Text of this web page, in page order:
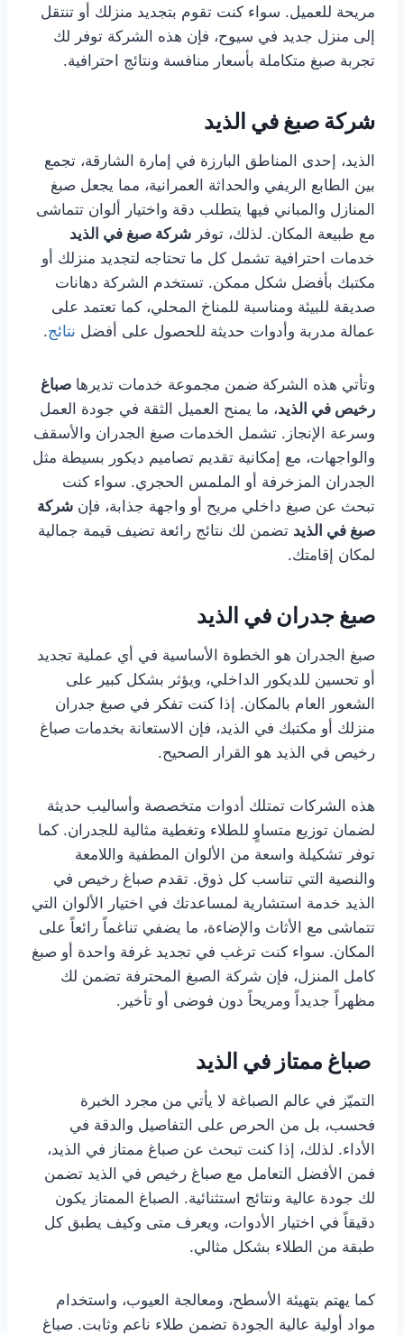
مريحة للعميل. سواء كنت تقوم بتجديد منزلك أو تنتقل
إلى منزل جديد في سيوح، فإن هذه الشركة توفر لك
تجربة صبغ متكاملة بأسعار منافسة ونتائج احترافية.
شركة صبغ في الذيد
الذيد، إحدى المناطق البارزة في إمارة الشارقة، تجمع
بين الطابع الريفي والحداثة العمرانية، مما يجعل صبغ
المنازل والمباني فيها يتطلب دقة واختيار ألوان تتماشى
مع طبيعة المكان. لذلك، توفر شركة صبغ في الذيد
خدمات احترافية تشمل كل ما تحتاجه لتجديد منزلك أو
مكتبك بأفضل شكل ممكن. تستخدم الشركة دهانات
صديقة للبيئة ومناسبة للمناخ المحلي، كما تعتمد على
عمالة مدربة وأدوات حديثة للحصول على أفضل نتائج.
وتأتي هذه الشركة ضمن مجموعة خدمات تديرها صباغ
رخيص في الذيد، ما يمنح العميل الثقة في جودة العمل
وسرعة الإنجاز. تشمل الخدمات صبغ الجدران والأسقف
والواجهات، مع إمكانية تقديم تصاميم ديكور بسيطة مثل
الجدران المزخرفة أو الملمس الحجري. سواء كنت
تبحث عن صبغ داخلي مريح أو واجهة جذابة، فإن شركة
صبغ في الذيد تضمن لك نتائج رائعة تضيف قيمة جمالية
لمكان إقامتك.
صبغ جدران في الذيد
صبغ الجدران هو الخطوة الأساسية في أي عملية تجديد
أو تحسين للديكور الداخلي، ويؤثر بشكل كبير على
الشعور العام بالمكان. إذا كنت تفكر في صبغ جدران
منزلك أو مكتبك في الذيد، فإن الاستعانة بخدمات صباغ
رخيص في الذيد هو القرار الصحيح.
هذه الشركات تمتلك أدوات متخصصة وأساليب حديثة
لضمان توزيع متساوٍ للطلاء وتغطية مثالية للجدران. كما
توفر تشكيلة واسعة من الألوان المطفية واللامعة
والنصية التي تناسب كل ذوق. تقدم صباغ رخيص في
الذيد خدمة استشارية لمساعدتك في اختيار الألوان التي
تتماشى مع الأثاث والإضاءة، ما يضفي تناغماً رائعاً على
المكان. سواء كنت ترغب في تجديد غرفة واحدة أو صبغ
كامل المنزل، فإن شركة الصبغ المحترفة تضمن لك
مظهراً جديداً ومريحاً دون فوضى أو تأخير.
صباغ ممتاز في الذيد
التميّز في عالم الصباغة لا يأتي من مجرد الخبرة
فحسب، بل من الحرص على التفاصيل والدقة في
الأداء. لذلك، إذا كنت تبحث عن صباغ ممتاز في الذيد،
فمن الأفضل التعامل مع صباغ رخيص في الذيد تضمن
لك جودة عالية ونتائج استثنائية. الصباغ الممتاز يكون
دقيقاً في اختيار الأدوات، ويعرف متى وكيف يطبق كل
طبقة من الطلاء بشكل مثالي.
كما يهتم بتهيئة الأسطح، ومعالجة العيوب، واستخدام
مواد أولية عالية الجودة تضمن طلاء ناعم وثابت. صباغ